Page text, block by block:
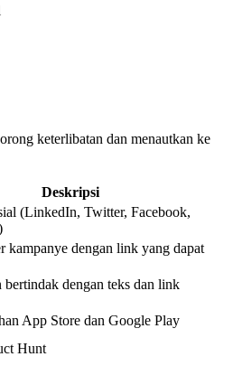
keterlibatan dan menautkan ke
Deskripsi
(LinkedIn, Twitter, Facebook,
kampanye dengan link yang dapat
bertindak dengan teks dan link
App Store dan Google Play
Hunt